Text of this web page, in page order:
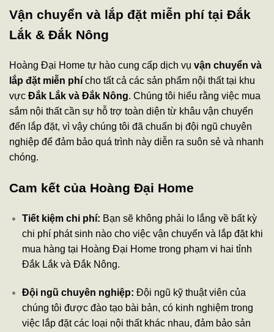
Vận chuyển và lắp đặt miễn phí tại Đắk
Lắk & Đắk Nông
Hoàng Đại Home tự hào cung cấp dịch vụ vận chuyển và
lắp đặt miễn phí cho tất cả các sản phẩm nội thất tại khu
vực Đắk Lắk và Đắk Nông. Chúng tôi hiểu rằng việc mua
sắm nội thất cần sự hỗ trợ toàn diện từ khâu vận chuyển
đến lắp đặt, vì vậy chúng tôi đã chuẩn bị đội ngũ chuyên
nghiệp để đảm bảo quá trình này diễn ra suôn sẻ và nhanh
chóng.
Cam kết của Hoàng Đại Home
Tiết kiệm chi phí: Bạn sẽ không phải lo lắng về bất kỳ
chi phí phát sinh nào cho việc vận chuyển và lắp đặt khi
mua hàng tại Hoàng Đại Home trong phạm vi hai tỉnh
Đắk Lắk và Đắk Nông.
Đội ngũ chuyên nghiệp: Đội ngũ kỹ thuật viên của
chúng tôi được đào tạo bài bản, có kinh nghiệm trong
việc lắp đặt các loại nội thất khác nhau, đảm bảo sản